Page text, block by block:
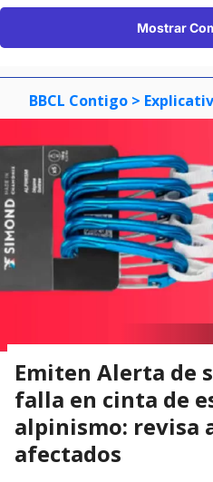
Mostrar
BBCL Contigo >
Emiten Alerta de
falla en cinta de
alpinismo: revisa
afectados